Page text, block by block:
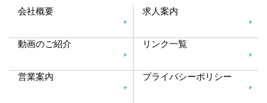
会社概要 求人案内
動画のご紹介 リンク一覧
営業案内 プライバシーポリシー